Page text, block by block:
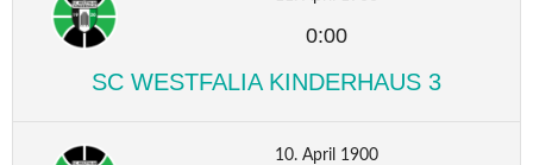
0:00
SC WESTFALIA KINDERHAUS 3
10. April 1900